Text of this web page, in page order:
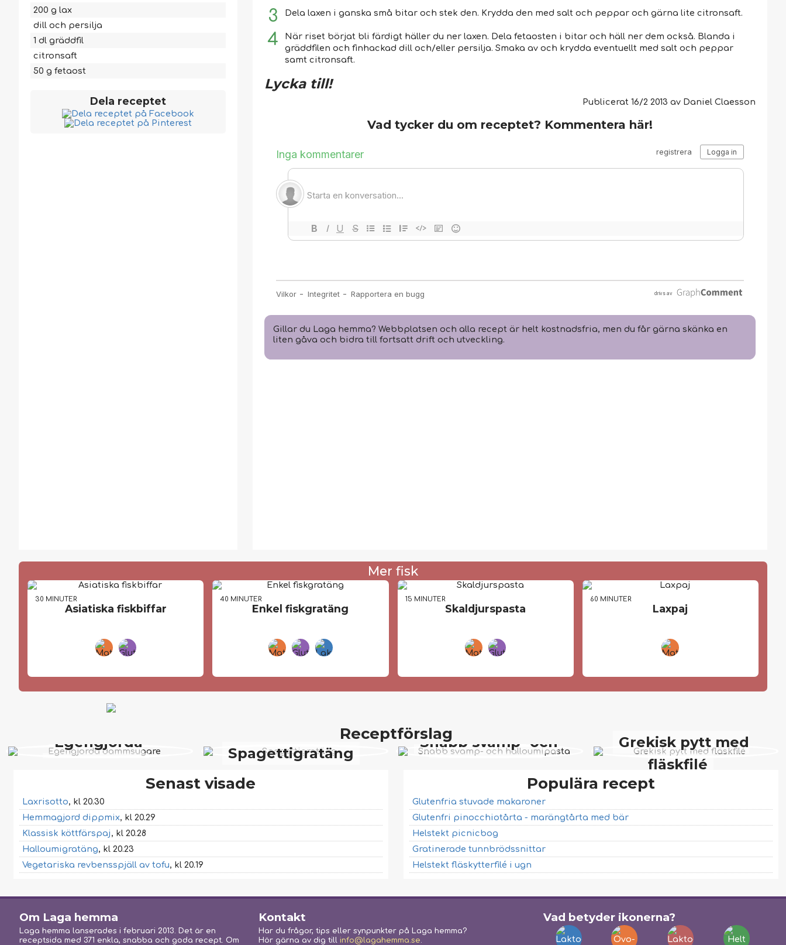
200 g lax
dill och persilja
1 dl gräddfil
citronsaft
50 g fetaost
Dela receptet
Dela laxen i ganska små bitar och stek den. Krydda den med salt och peppar och gärna lite citronsaft.
När riset börjat bli färdigt häller du ner laxen. Dela fetaosten i bitar och häll ner dem också. Blanda i
gräddfilen och finhackad dill och/eller persilja. Smaka av och krydda eventuellt med salt och peppar
samt citronsaft.
Lycka till!
Publicerat 16/2 2013 av Daniel Claesson
Vad tycker du om receptet? Kommentera här!
Gillar du Laga hemma? Webbplatsen och alla recept är helt kostnadsfria, men du får gärna skänka en
liten gåva och bidra till fortsatt drift och utveckling.
Mer fisk
30 MINUTER
Asiatiska fiskbiffar
40 MINUTER
Enkel fiskgratäng
15 MINUTER
Skaldjurspasta
60 MINUTER
Laxpaj
Receptförslag
Egengjorda
Spagettigratäng
Snabb svamp- och
Grekisk pytt med
fläskfilé
Senast visade
Laxrisotto, kl 20.30
Hemmagjord dippmix, kl 20.29
Klassisk köttfärspaj, kl 20.28
Halloumigratäng, kl 20.23
Vegetariska revbensspjäll av tofu, kl 20.19
Populära recept
Glutenfria stuvade makaroner
Glutenfri pinocchiotårta - marängtårta med bär
Helstekt picnicbog
Gratinerade tunnbrödssnittar
Helstekt fläskytterfilé i ugn
Om Laga hemma
Laga hemma lanserades i februari 2013. Det är en
receptsida med 371 enkla, snabba och goda recept. Om
Kontakt
Har du frågor, tips eller synpunkter på Laga hemma?
Hör gärna av dig till info@lagahemma.se
Vad betyder ikonerna?